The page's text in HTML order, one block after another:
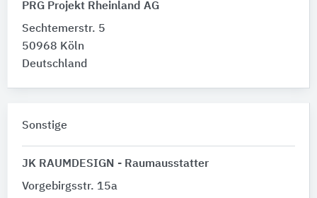
PRG Projekt Rheinland AG
Sechtemerstr. 5
50968 Köln
Deutschland
Sonstige
JK RAUMDESIGN - Raumausstatter
Vorgebirgsstr. 15a